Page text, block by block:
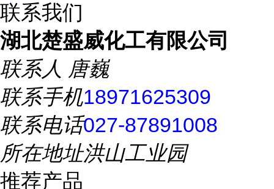
联系我们
湖北楚盛威化工有限公司
联系人 唐巍
联系手机18971625309
联系电话027-87891008
所在地址洪山工业园
推荐产品